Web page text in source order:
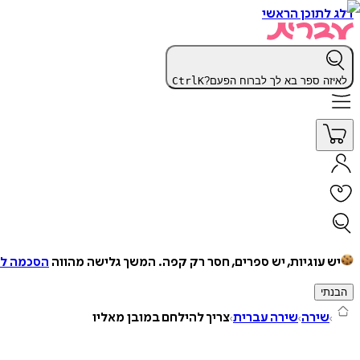
דלג לתוכן הראשי
לאיזה ספר בא לך לברוח הפעם? CtrlK
יש עוגיות, יש ספרים, חסר רק קפה. המשך גלישה מהווה הסכמה
הבנתי
שירה שירה עברית צריך להילחם במובן מאליו